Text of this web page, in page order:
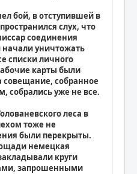
бой, в отступившей в
слух, что
соединения
уничтожать
списки личного
карты были
собранное
уже не все.
леса в
тоже не
были перекрыты.
немецкая
круги
запрошенными